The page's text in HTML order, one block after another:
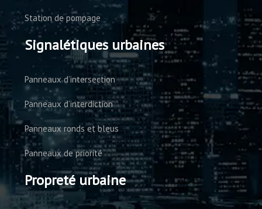
Station de pompage
Signalétiques urbaines
Panneaux d’intersection
Panneaux d’interdiction
Panneaux ronds et bleus
Panneaux de priorité
Propreté urbaine